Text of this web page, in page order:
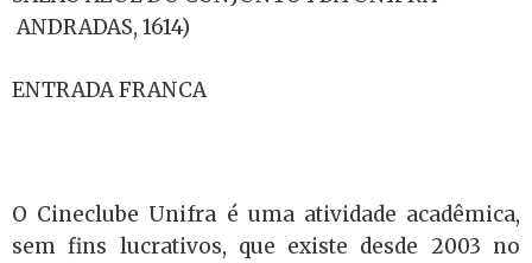
ANDRADAS, 1614)
ENTRADA FRANCA
O Cineclube Unifra é uma atividade acadêmica,
sem fins lucrativos, que existe desde 2003 no